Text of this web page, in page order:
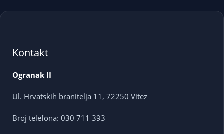
Kontakt
Ogranak II
Ul. Hrvatskih branitelja 11, 72250 Vitez
Broj telefona: 030 711 393